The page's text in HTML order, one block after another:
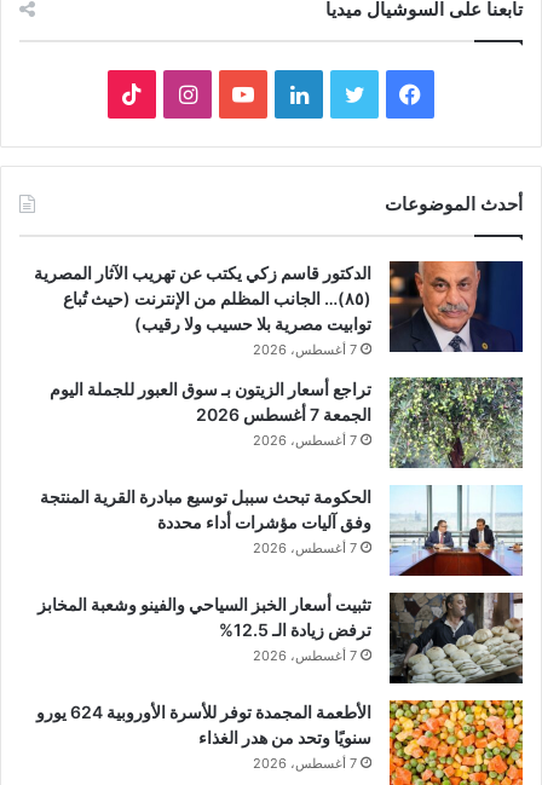
تابعنا على السوشيال ميديا
فيسبوك تويتر لينكدإنيوتيوبانستقرام
أحدث الموضوعات
الدكتور قاسم زكي يكتب عن تهريب الآثار المصرية
(٨٥)… الجانب المظلم من الإنترنت (حيث تُباع
توابيت مصرية بلا حسيب ولا رقيب)
7 أغسطس، 2026
تراجع أسعار الزيتون بـ سوق العبور للجملة اليوم
الجمعة 7 أغسطس 2026
7 أغسطس، 2026
الحكومة تبحث سببل توسيع مبادرة القرية المنتجة
وفق آليات مؤشرات أداء محددة
7 أغسطس، 2026
تثبيت أسعار الخبز السياحي والفينو وشعبة المخابز
ترفض زيادة الـ 12.5%
7 أغسطس، 2026
الأطعمة المجمدة توفر للأسرة الأوروبية 624 يورو
سنويًا وتحد من هدر الغذاء
7 أغسطس، 2026